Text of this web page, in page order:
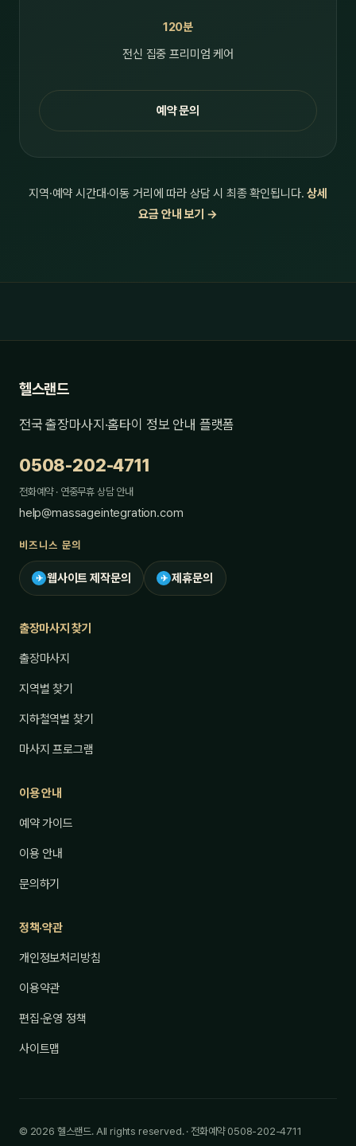
120분
전신 집중 프리미엄 케어
예약 문의
지역·예약 시간대·이동 거리에 따라 상담 시 최종 확인됩니다.상세
요금 안내 보기 →
헬스랜드
전국 출장마사지·홈타이 정보 안내 플랫폼
0508-202-4711
전화예약 · 연중무휴 상담 안내
help@massageintegration.com
비즈니스 문의
✈ 웹사이트 제작문의 ✈ 제휴문의
출장마사지 찾기
출장마사지
지역별 찾기
지하철역별 찾기
마사지 프로그램
이용 안내
예약 가이드
이용 안내
문의하기
정책·약관
개인정보처리방침
이용약관
편집·운영 정책
사이트맵
© 2026 헬스랜드. All rights reserved. · 전화예약 0508-202-4711